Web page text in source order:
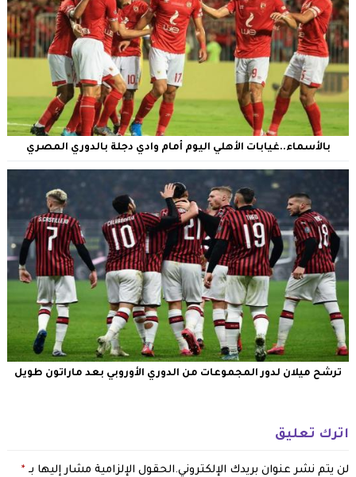
بالأسماء..غيابات الأهلي اليوم أمام وادي دجلة بالدوري المصري
ترشح ميلان لدور المجموعات من الدوري الأوروبي بعد ماراتون طويل
اترك تعليق
لن يتم نشر عنوان بريدك الإلكتروني.الحقول الإلزامية مشار إليها بـ *